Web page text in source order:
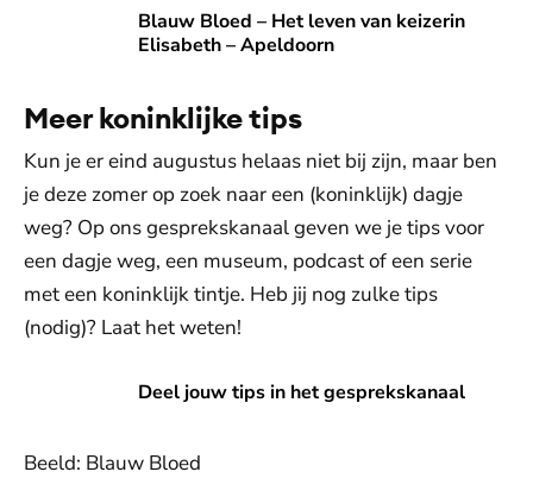
Blauw Bloed – Het leven van keizerin
Elisabeth – Apeldoorn
Blauw Bloed – Het leven van keizerin Elisabeth –
Meer koninklijke tips
Kun je er eind augustus helaas niet bij zijn, maar ben
je deze zomer op zoek naar een (koninklijk) dagje
weg? Op ons gesprekskanaal geven we je tips voor
een dagje weg, een museum, podcast of een serie
met een koninklijk tintje. Heb jij nog zulke tips
(nodig)? Laat het weten!
Deel jouw tips in het gesprekskanaal
Naar het kanaal
Beeld: Blauw Bloed